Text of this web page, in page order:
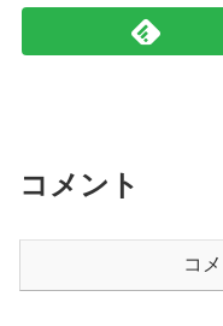
コメント
コ